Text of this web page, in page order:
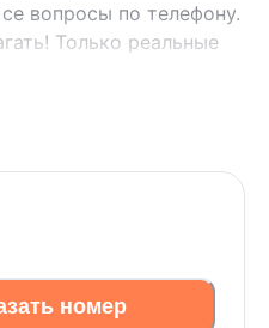
вопросы по телефону.
Только реальные
номер